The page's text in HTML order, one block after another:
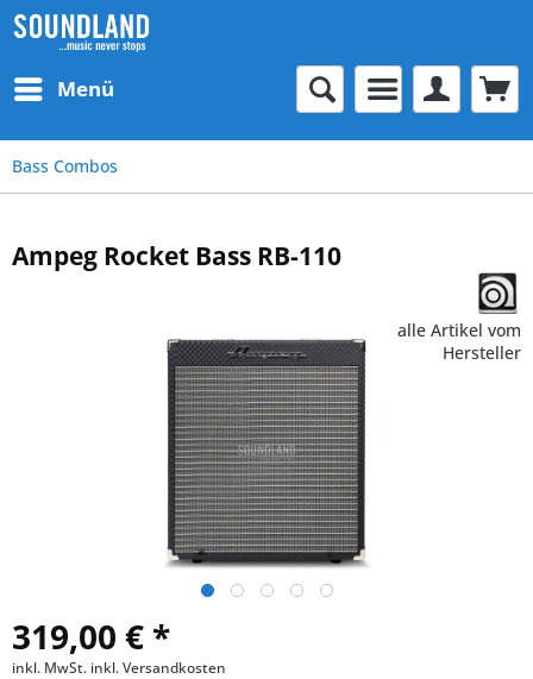
Menü
Bass Combos
Ampeg Rocket Bass RB-110
alle Artikel vom
Hersteller
319,00 € *
inkl. MwSt. inkl. Versandkosten